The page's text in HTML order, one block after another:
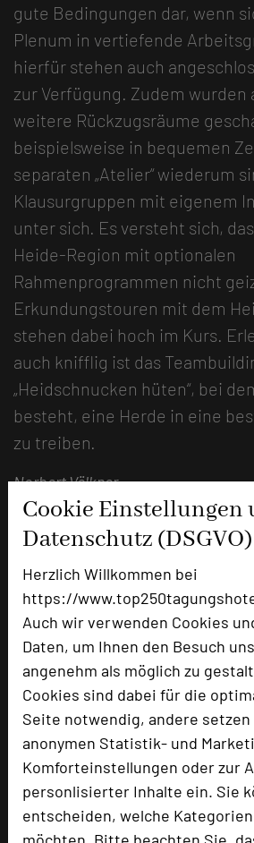
Cookie Einstellungen
Datenschutz (DSGVO)
Herzlich Willkommen bei
https://
Auch wir verwenden Cookies
Daten, um Ihnen den Besuch
angenehm als möglich zu
Cookies sind dabei für die
Seite notwendig, andere
anonymen Statistik- und
Komforteinstellungen oder zur
personlisierter Inhalte ein. Sie
entscheiden, welche
gute Bedingungen dar, wenn
Plenum in vertiefende
hierfür stehen auch
zur Verfügung. Zudem wurden
weitere Rückzugsräume
beispielsweise in bequemen
separaten „Atelier“ wiederum
Klausurgruppen mit eigenem
unter sich. Es versteht sich,
Heide-Region mit optionalen
Rahmenprogrammen nicht
Erkundungstouren mit dem
stehen dabei hoch im Kurs.
auch knifflig ist das
„Heidschnucken hüten“, bei
besteht, eine Herde in eine
zu treiben.
Norbert Völkner
HOTELCAMP REINSEHLEN
Camp Reinsehlen 1
29640 Schneverdingen
phone +49 5198 983-0